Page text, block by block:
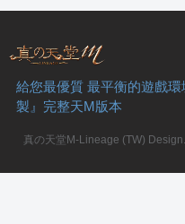
給您最優質 最平衡的遊戲
製』完整天M版本
真の天堂M-Lineage (TW)